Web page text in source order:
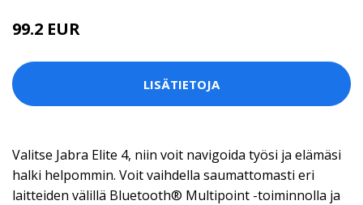
99.2 EUR
LISÄTIETOJA
Valitse Jabra Elite 4, niin voit navigoida työsi ja elämäsi
halki helpommin. Voit vaihdella saumattomasti eri
laitteiden välillä Bluetooth® Multipoint -toiminnolla ja